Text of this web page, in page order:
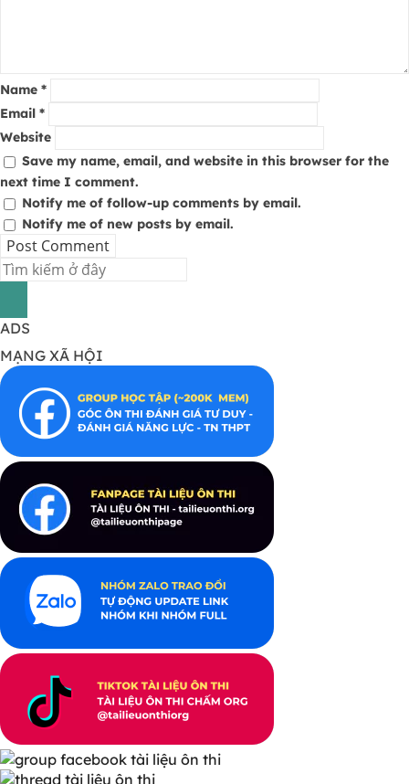
Name *
Email *
Website
Save my name, email, and website in this browser for the
next time I comment.
Notify me of follow-up comments by email.
Notify me of new posts by email.
ADS
MẠNG XÃ HỘI